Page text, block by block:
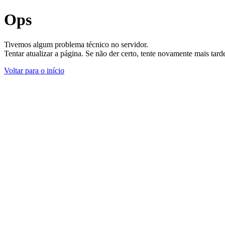
Ops
Tivemos algum problema técnico no servidor.
Tentar atualizar a página. Se não der certo, tente novamente mais
Voltar para o início